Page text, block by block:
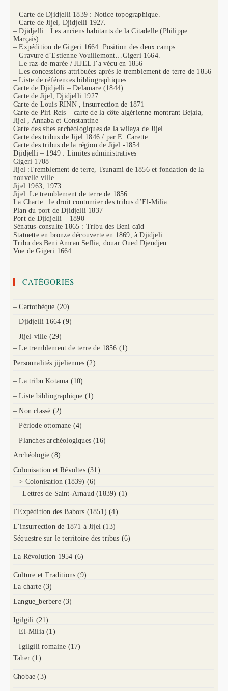
– Carte de Djidjelli 1839 : Notice topographique.
– Carte de Jijel, Djidjelli 1927.
– Djidjelli : Les anciens habitants de la Citadelle (Philippe
Marçais)
– Expédition de Gigeri 1664: Position des deux camps.
– Gravure d’Estienne Vouillemont…Gigeri 1664.
– Le raz-de-marée / JIJEL l’a vécu en 1856
– Les concessions attribuées après le tremblement de terre de 1856
– Liste de références bibliographiques
Carte de Djidjelli – Delamare (1844)
Carte de Jijel, Djidjelli 1927
Carte de Louis RINN , insurrection de 1871
Carte de Piri Reis – carte de la côte algérienne montrant Bejaia,
Jijel , Annaba et Constantine
Carte des sites archéologiques de la wilaya de Jijel
Carte des tribus de Jijel 1846 / par E. Carette
Carte des tribus de la région de Jijel -1854
Djidjelli – 1949 : Limites administratives
Gigeri 1708
Jijel :Tremblement de terre, Tsunami de 1856 et fondation de la
nouvelle ville
Jijel 1963, 1973
Jijel: Le tremblement de terre de 1856
La Charte : le droit coutumier des tribus d’El-Milia
Plan du port de Djidjelli 1837
Port de Djidjelli – 1890
Sénatus-consulte 1865 : Tribu des Beni caïd
Statuette en bronze découverte en 1869, à Djidjeli
Tribu des Beni Amran Seflia, douar Oued Djendjen
Vue de Gigeri 1664
CATÉGORIES
– Cartothèque (20)
– Djidjelli 1664 (9)
– Jijel-ville (29)
– Le tremblement de terre de 1856 (1)
Personnalités jijeliennes (2)
– La tribu Kotama (10)
– Liste bibliographique (1)
– Non classé (2)
– Période ottomane (4)
– Planches archéologiques (16)
Archéologie (8)
Colonisation et Révoltes (31)
– > Colonisation (1839) (6)
— Lettres de Saint-Arnaud (1839) (1)
l’Expédition des Babors (1851) (4)
L’insurrection de 1871 à Jijel (13)
Séquestre sur le territoire des tribus (6)
La Révolution 1954 (6)
Culture et Traditions (9)
La charte (3)
Langue_berbere (3)
Igilgili (21)
– El-Milia (1)
– Igilgili romaine (17)
Taher (1)
Chobae (3)